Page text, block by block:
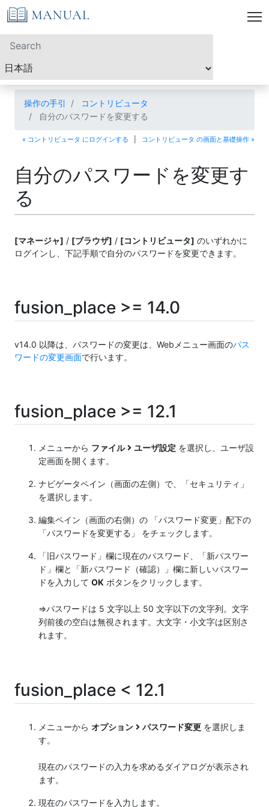
操作の手引
コントリビュータ
自分のパスワードを変更する
« コントリビュータ にログインする コントリビュータ の画面と基礎操作 »
自分のパスワードを変更す
る
[マネージャ] / [ブラウザ] / [コントリビュータ] のいずれかに
ログインし、下記手順で自分のパスワードを変更できます。
fusion_place >= 14.0
v14.0 以降は、パスワードの変更は、Webメニュー画面のパス
ワードの変更画面で行います。
fusion_place >= 12.1
メニューから ファイル ユーザ設定 を選択し、ユーザ設
定画面を開くます。
ナビゲータペイン（画面の左側）で、「セキュリティ」
を選択します。
編集ペイン（画面の右側）の 「パスワード変更」配下の
「パスワードを変更する」 をチェックします。
「旧パスワード」欄に現在のパスワード、「新パスワー
ド」欄と「新パスワード（確認）」欄に新しいパスワー
ドを入力して OK ボタンをクリックします。
⇒パスワードは 5 文字以上 50 文字以下の文字列。文字
列前後の空白は無視されます。大文字・小文字は区別さ
れます。
fusion_place < 12.1
メニューから オプション パスワード変更 を選択しま
す。
現在のパスワードの入力を求めるダイアログが表示され
ます。
現在のパスワードを入力します。